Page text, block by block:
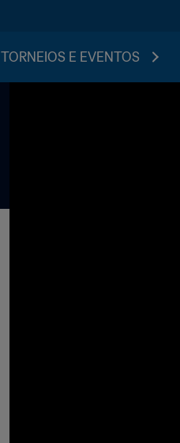
TORNEIOS E EVENTOS